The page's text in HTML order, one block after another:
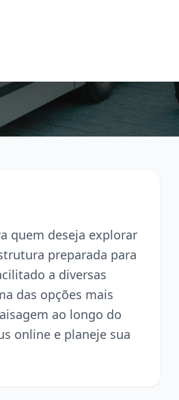
quem deseja explorar
preparada para
a diversas
das opções mais
ao longo do
online e planeje sua